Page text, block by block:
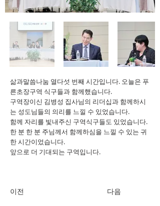
삶과말씀나눔 열다섯 번째 시간입니다. 오늘은 푸
른초장구역 식구들과 함께했습니다.
구역장이신 김병성 집사님의 리더십과 함께하시
는 성도님들의 의리를 느낄 수 있었습니다.
함께 자리를 빛내주신 구역식구들도 있었습니다.
한 분 한 분 주님께서 함께하심을 느낄 수 있는 귀
한 시간이었습니다.
앞으로 더 기대되는 구역입니다.
이전 다음